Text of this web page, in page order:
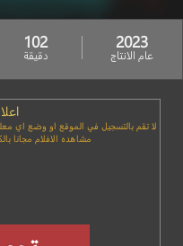
2023
عام الانتاج
102
دقيقة
لا تقم بالتسجيل في الموقع او وضع اي
مشاهده الافلام مجانا